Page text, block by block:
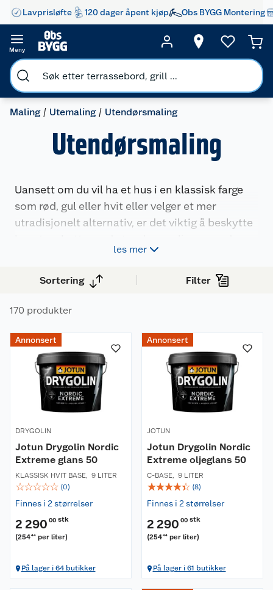
Lavprisløfte 120 dager åpent kjøp Obs BYGG Montering
Meny
Maling Utemaling Utendørsmaling
Utendørsmaling
Uansett om du vil ha et hus i en klassisk farge
som rød, gul eller hvit eller velger et mer
utradisjonelt alternativ, er det viktig å beskytte
kvalitet. Vi har et stort utvalg utendørsmaling
fra kjente kvalitetsprodusenter.
les mer
Sortering Filter
170 produkter
Annonsert
DRYGOLIN
Jotun Drygolin Nordic
Extreme glans 50
KLASSISK HVIT BASE, 9 LITER
☆☆☆☆☆ (0)
Finnes i 2 størrelser
2 290 00 stk
(25444 per liter)
På lager i 64 butikker
Annonsert
JOTUN
Jotun Drygolin Nordic
Extreme oljeglans 50
C-BASE, 9 LITER
☆☆☆☆☆ (8)
Finnes i 2 størrelser
2 290 00 stk
(25444 per liter)
På lager i 61 butikker